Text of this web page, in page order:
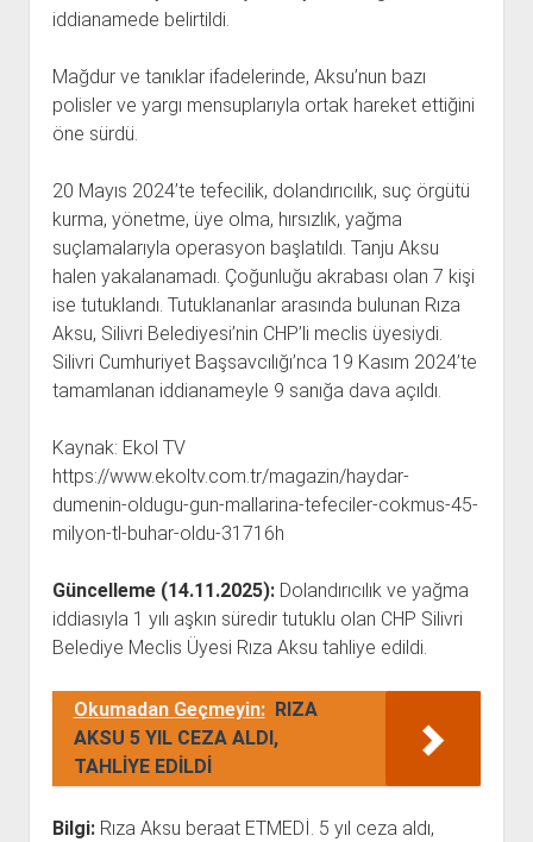
iddianamede belirtildi.
Mağdur ve tanıklar ifadelerinde, Aksu’nun bazı
polisler ve yargı mensuplarıyla ortak hareket ettiğini
öne sürdü.
20 Mayıs 2024’te tefecilik, dolandırıcılık, suç örgütü
kurma, yönetme, üye olma, hırsızlık, yağma
suçlamalarıyla operasyon başlatıldı. Tanju Aksu
halen yakalanamadı. Çoğunluğu akrabası olan 7 kişi
ise tutuklandı. Tutuklananlar arasında bulunan Rıza
Aksu, Silivri Belediyesi’nin CHP’li meclis üyesiydi.
Silivri Cumhuriyet Başsavcılığı’nca 19 Kasım 2024’te
tamamlanan iddianameyle 9 sanığa dava açıldı.
Kaynak: Ekol TV
https://www.ekoltv.com.tr/magazin/haydar-
dumenin-oldugu-gun-mallarina-tefeciler-cokmus-45-
milyon-tl-buhar-oldu-31716h
Güncelleme (14.11.2025):Dolandırıcılık ve yağma
iddiasıyla 1 yılı aşkın süredir tutuklu olan CHP Silivri
Belediye Meclis Üyesi Rıza Aksu tahliye edildi.
Okumadan Geçmeyin: RIZA
AKSU 5 YIL CEZA ALDI,
TAHLİYE EDİLDİ
Bilgi:Rıza Aksu beraat ETMEDİ. 5 yıl ceza aldı,